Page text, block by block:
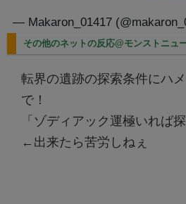
— Makaron_01417
その他のネットの反応@モンストニュ
転界の遺跡の探索条件にハ
で！
「ゾディアック運極いれば
←出来たら苦労しねぇ